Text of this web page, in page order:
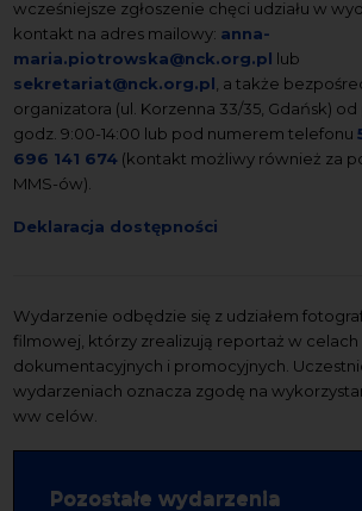
wcześniejsze zgłoszenie chęci udziału w
kontakt na adres mailowy: anna-
maria.piotrowska@nck.org.pl lub
sekretariat@nck.org.pl, a także
organizatora (ul. Korzenna 33/35, Gdańsk)
godz. 9:00-14:00 lub pod numerem telefonu
696 141 674 (kontakt możliwy również za
MMS-ów).
Deklaracja dostępności
Wydarzenie odbędzie się z udziałem
filmowej, którzy zrealizują reportaż w celach
dokumentacyjnych i promocyjnych.
wydarzeniach oznacza zgodę na
ww celów.
Pozostałe wydarzenia